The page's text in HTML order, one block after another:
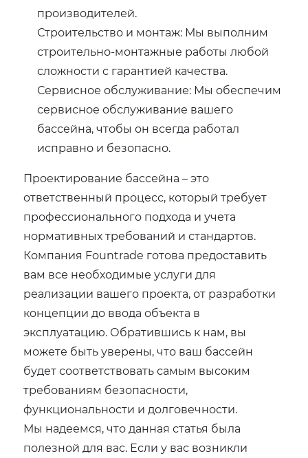
производителей.
Строительство и монтаж: Мы выполним
строительно-монтажные работы любой
сложности с гарантией качества.
Сервисное обслуживание: Мы обеспечим
сервисное обслуживание вашего
бассейна, чтобы он всегда работал
исправно и безопасно.
Проектирование бассейна – это
ответственный процесс, который требует
профессионального подхода и учета
нормативных требований и стандартов.
Компания Fountrade готова предоставить
вам все необходимые услуги для
реализации вашего проекта, от разработки
концепции до ввода объекта в
эксплуатацию. Обратившись к нам, вы
можете быть уверены, что ваш бассейн
будет соответствовать самым высоким
требованиям безопасности,
функциональности и долговечности.
Мы надеемся, что данная статья была
полезной для вас. Если у вас возникли